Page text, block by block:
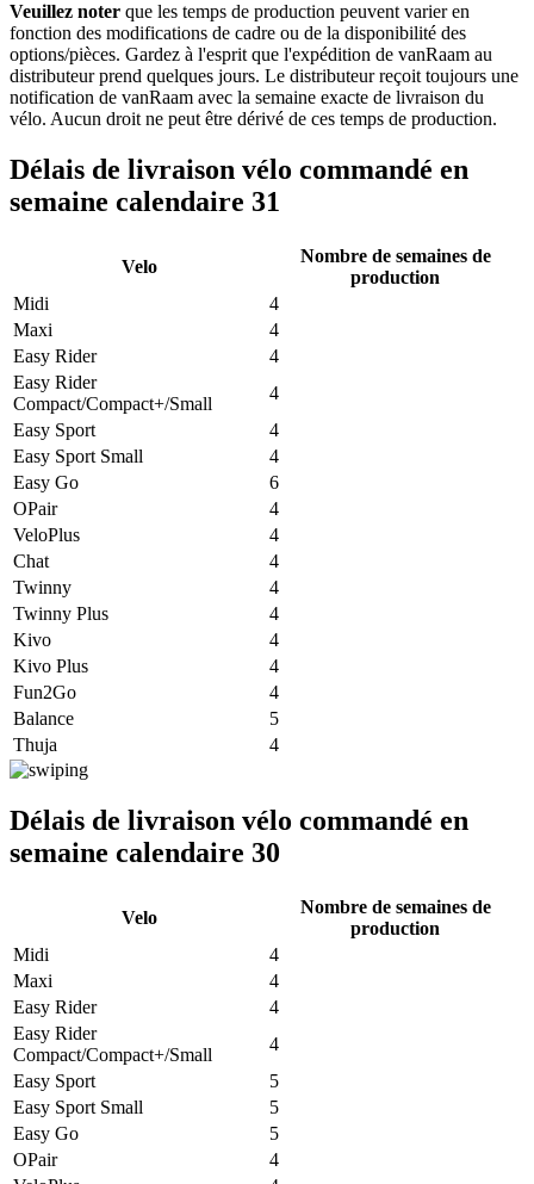
Veuillez noter que les temps de production peuvent varier en
fonction des modifications de cadre ou de la disponibilité des
options/pièces. Gardez à l'esprit que l'expédition de vanRaam au
distributeur prend quelques jours. Le distributeur reçoit toujours une
notification de vanRaam avec la semaine exacte de livraison du
vélo. Aucun droit ne peut être dérivé de ces temps de production.
Délais de livraison vélo commandé en
semaine calendaire 31
Velo
Nombre de semaines de
production
Midi
4
Maxi
4
Easy Rider
4
Easy Rider
Compact/Compact+/Small
4
Easy Sport
4
Easy Sport Small
4
Easy Go
6
OPair
4
VeloPlus
4
Chat
4
Twinny
4
Twinny Plus
4
Kivo
4
Kivo Plus
4
Fun2Go
4
Balance
5
Thuja
4
Délais de livraison vélo commandé en
semaine calendaire 30
Velo
Nombre de semaines de
production
Midi
4
Maxi
4
Easy Rider
4
Easy Rider
Compact/Compact+/Small
4
Easy Sport
5
Easy Sport Small
5
Easy Go
5
OPair
4